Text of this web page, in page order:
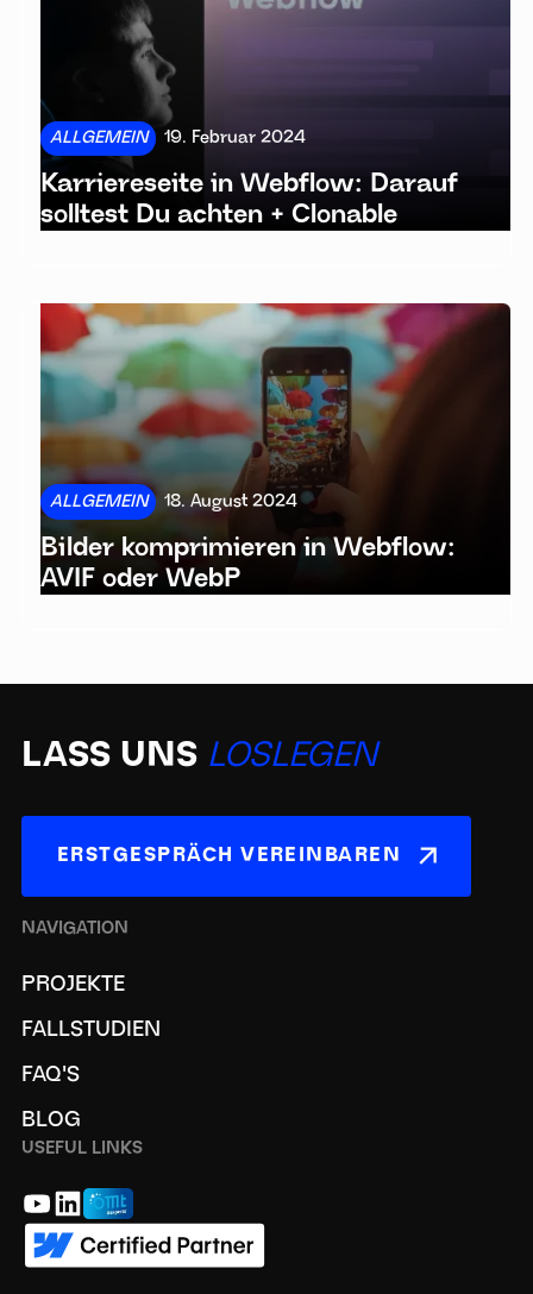
ALLGEMEIN 19. Februar 2024
Karriereseite in Webflow: Darauf
solltest Du achten + Clonable
ALLGEMEIN 18. August 2024
Bilder komprimieren in Webflow:
AVIF oder WebP
LASS UNS LOSLEGEN
ERSTGESPRÄCH VEREINBAREN
NAVIGATION
PROJEKTE
FALLSTUDIEN
FAQ'S
BLOG
USEFUL LINKS